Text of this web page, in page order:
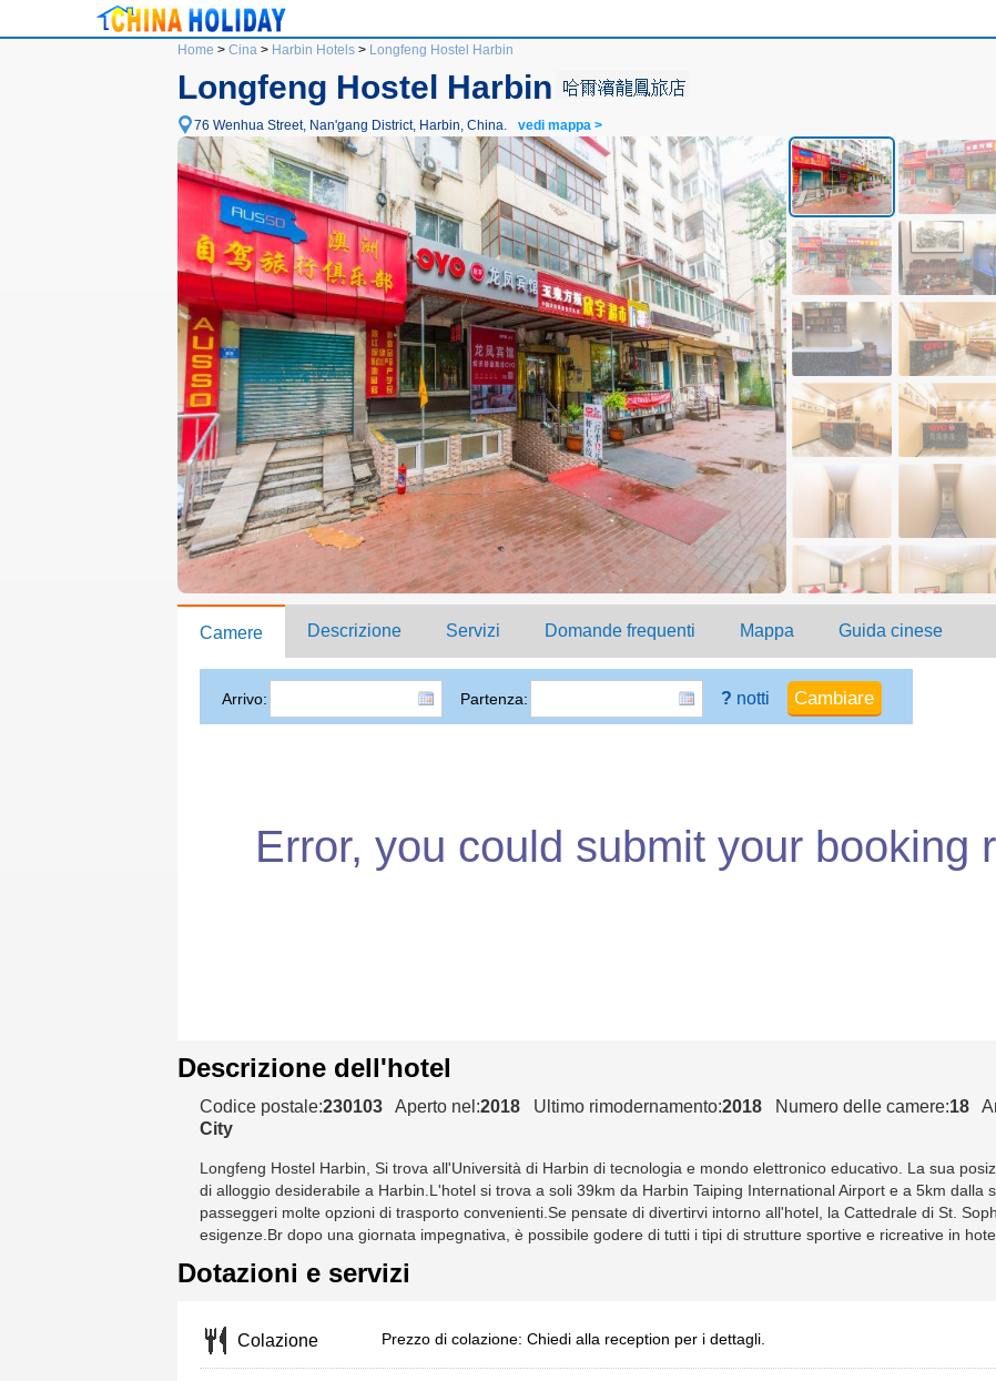
Home > Cina> Harbin Hotels> Longfeng Hostel Harbin
Longfeng Hostel Harbin
76 Wenhua Street, Nan'gang District, Harbin, China. vedi mappa >
Camere Descrizione Servizi Domande frequenti Mappa Guida cinese
Arrivo: Partenza: ? notti
Error, you could submit your booking
Descrizione dell'hotel
Codice postale:230103 Aperto nel:2018 Ultimo rimodernamento:2018 Numero delle camere:18
City
Longfeng Hostel Harbin , Si trova all'Università di Harbin di tecnologia e mondo elettronico educativo. La sua
di alloggio desiderabile a Harbin.L'hotel si trova a soli 39km da Harbin Taiping International Airport e a 5km dalla
passeggeri molte opzioni di trasporto convenienti.Se pensate di divertirvi intorno all'hotel, la Cattedrale di St.
esigenze.Br dopo una giornata impegnativa, è possibile godere di tutti i tipi di strutture sportive e ricreative in
Dotazioni e servizi
Colazione Prezzo di colazione: Chiedi alla reception per i dettagli.